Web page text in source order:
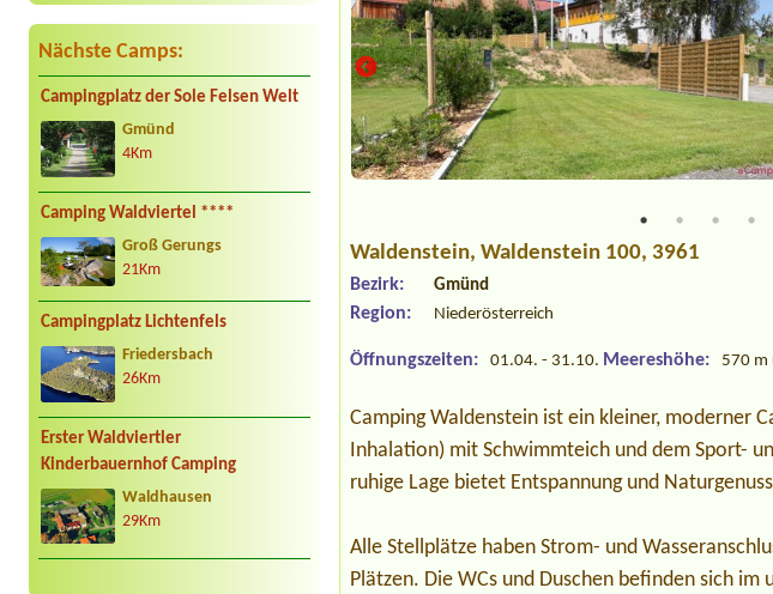
Nächste Camps:
Campingplatz der Sole Felsen Welt
Gmünd
4Km
Camping Waldviertel ****
Groß Gerungs
21Km
Campingplatz Lichtenfels
Friedersbach
26Km
Erster Waldviertler
Kinderbauernhof Camping
Waldhausen
29Km
Waldenstein, Waldenstein 100, 3961
Bezirk: Gmünd
Region: Niederösterreich
Öffnungszeiten: 01.04. - 31.10. Meereshöhe: 570 m
Camping Waldenstein ist ein kleiner, moderner
Inhalation) mit Schwimmteich und dem Sport-
ruhige Lage bietet Entspannung und
Alle Stellplätze haben Strom- und
Plätzen. Die WCs und Duschen befinden sich